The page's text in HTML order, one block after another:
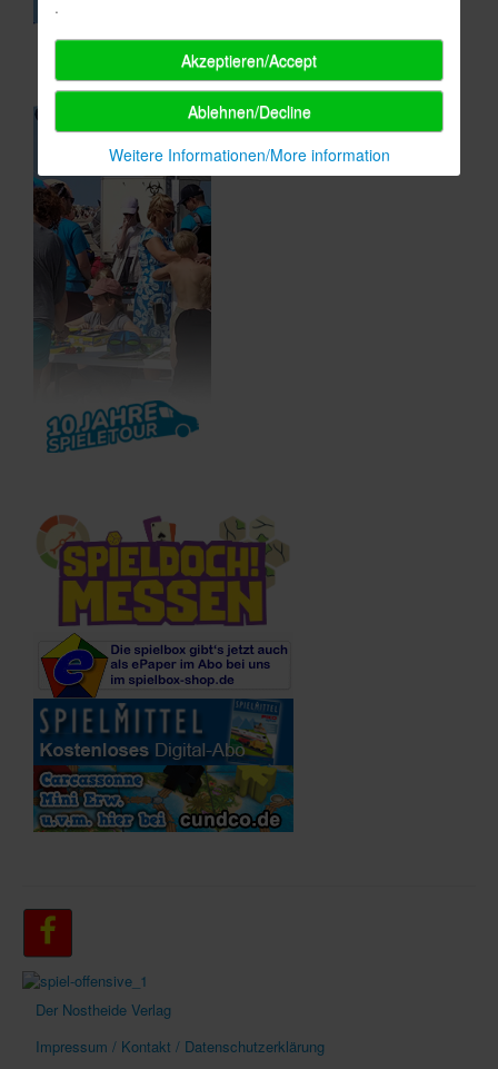
Der Nostheide Verlag
Impressum / Kontakt / Datenschutzerklärung
.
Akzeptieren/Accept
Ablehnen/Decline
Weitere Informationen/More information